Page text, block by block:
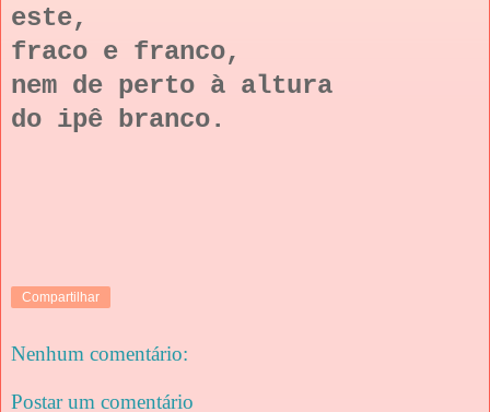
este,
fraco e franco,
nem de perto à altura
do ipê branco.
Compartilhar
Nenhum comentário:
Postar um comentário